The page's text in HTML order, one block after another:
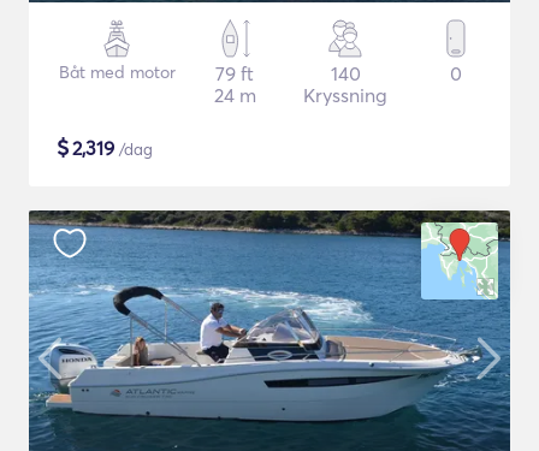
Båt med motor
79 ft
24 m
140
Kryssning
0
$2,319 /dag